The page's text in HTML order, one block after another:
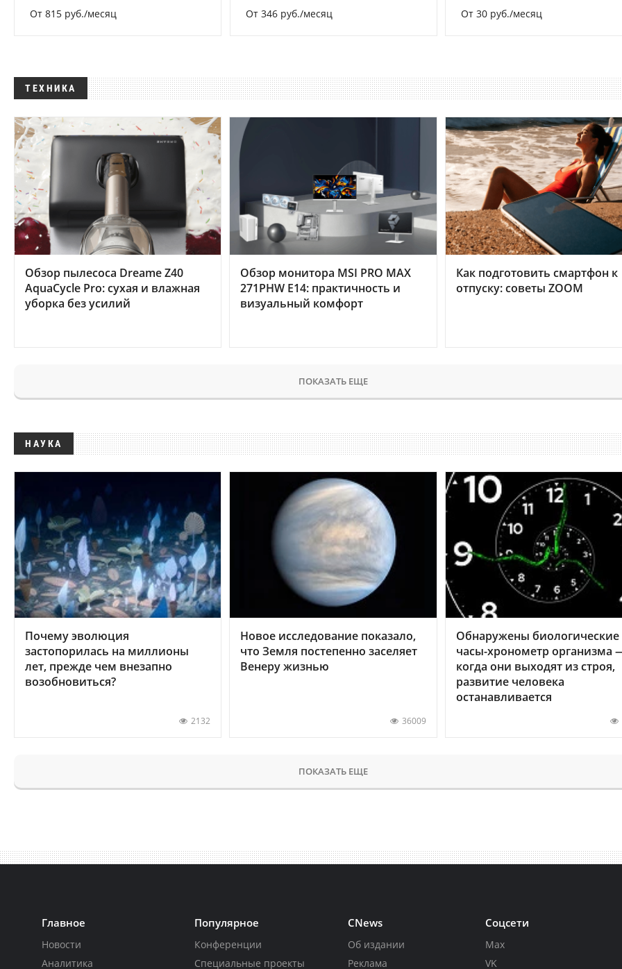
От 815 руб./месяц От 346 руб./месяц От 30 руб./месяц
ТЕХНИКА
Обзор пылесоса Dreame Z40
AquaCycle Pro: сухая и влажная
уборка без усилий
Обзор монитора MSI PRO MAX
271PHW E14: практичность и
визуальный комфорт
Как подготовить смартфон к
отпуску: советы ZOOM
ПОКАЗАТЬ ЕЩЕ
НАУКА
Почему эволюция
застопорилась на миллионы
лет, прежде чем внезапно
возобновиться?
2132
Новое исследование показало,
что Земля постепенно заселяет
Венеру жизнью
36009
Обнаружены биологические
часы-хронометр организма
когда они выходят из строя,
развитие человека
останавливается
ПОКАЗАТЬ ЕЩЕ
Главное
Новости
Аналитика
Популярное
Конференции
Специальные проекты
CNews
Об издании
Реклама
Соцсети
Max
VK